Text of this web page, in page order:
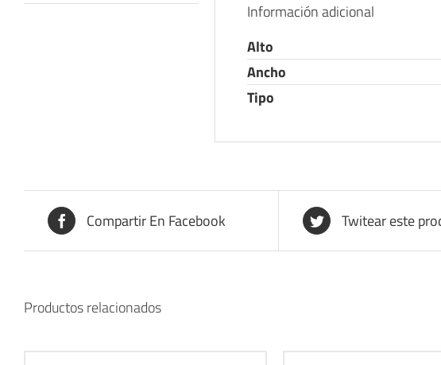
Información adicional
Alto
Ancho
Tipo
Compartir En Facebook Twitear este
Productos relacionados